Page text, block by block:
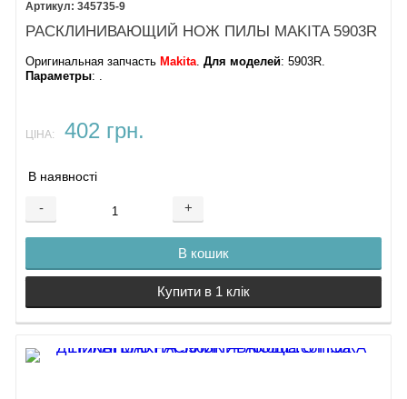
345735-9
РАСКЛИНИВАЮЩИЙ НОЖ ПИЛЫ MAKITA 5903R
Оригинальная запчасть Makita. Для моделей: 5903R.
Параметры: .
ЦІНА: 402 грн.
В наявності
- +
В кошик
Купити в 1 клік